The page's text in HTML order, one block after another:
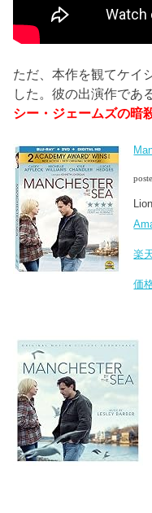
ただ、本作を観てケイ
した。彼の出演作であ
シー・ジェームズの暗
楽
価